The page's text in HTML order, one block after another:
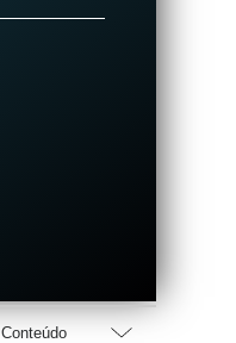
Conteúdo